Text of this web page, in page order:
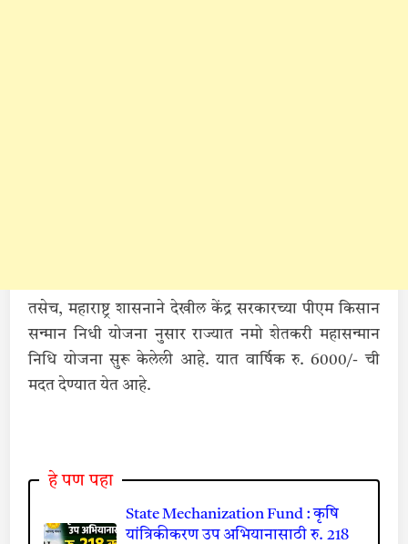
तसेच, महाराष्ट्र शासनाने देखील केंद्र सरकारच्या पीएम किसान
सन्मान निधी योजना नुसार राज्यात नमो शेतकरी महासन्मान
निधि योजना सुरू केलेली आहे. यात वार्षिक रु. 6000/- ची
मदत देण्यात येत आहे.
हे पण पहा
State Mechanization Fund : कृषि
यांत्रिकीकरण उप अभियानासाठी रु. 218